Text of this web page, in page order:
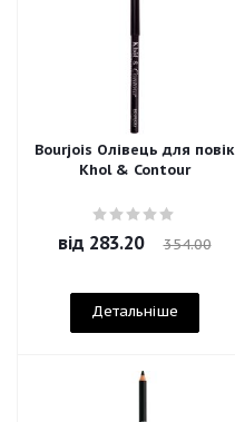
Bourjois Олівець для повік
Khol & Contour
від 283.20 354.00
Детальніше